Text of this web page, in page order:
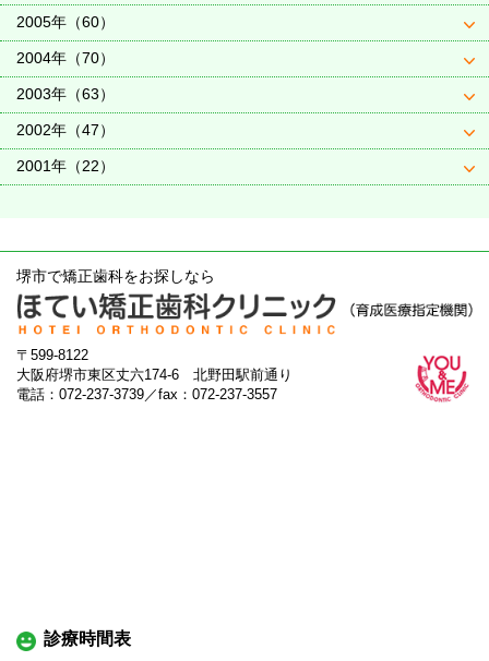
2005年（60）
2004年（70）
2003年（63）
2002年（47）
2001年（22）
堺市で矯正歯科をお探しなら
〒599-8122
大阪府堺市東区丈六174-6 北野田駅前通り
電話：072-237-3739／fax：072-237-3557
診療時間表